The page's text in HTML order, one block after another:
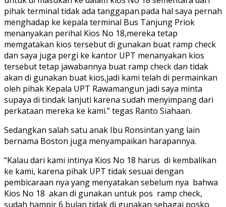
pihak terminal tidak ada tanggapan.pada hal saya pernah
menghadap ke kepala terminal Bus Tanjung Priok
menanyakan perihal Kios No 18,mereka tetap
memgatakan kios tersebut di gunakan buat ramp check
dan saya juga pergi ke kantor UPT menanyakan kios
tersebut tetap jawabannya buat ramp check dan tidak
akan di gunakan buat kios,jadi kami telah di permainkan
oleh pihak Kepala UPT Rawamangun jadi saya minta
supaya di tindak lanjuti karena sudah menyimpang dari
perkataan mereka ke kami.” tegas Ranto Siahaan.
Sedangkan salah satu anak Ibu Ronsintan yang lain
bernama Boston juga menyampaikan harapannya.
“Kalau dari kami intinya Kios No 18 harus di kembalikan
ke kami, karena pihak UPT tidak sesuai dengan
pembicaraan nya yang menyatakan sebelum nya bahwa
Kios No 18 akan di gunakan untuk pos ramp check,
sudah hampir 6 bulan tidak di gunakan sebagai posko